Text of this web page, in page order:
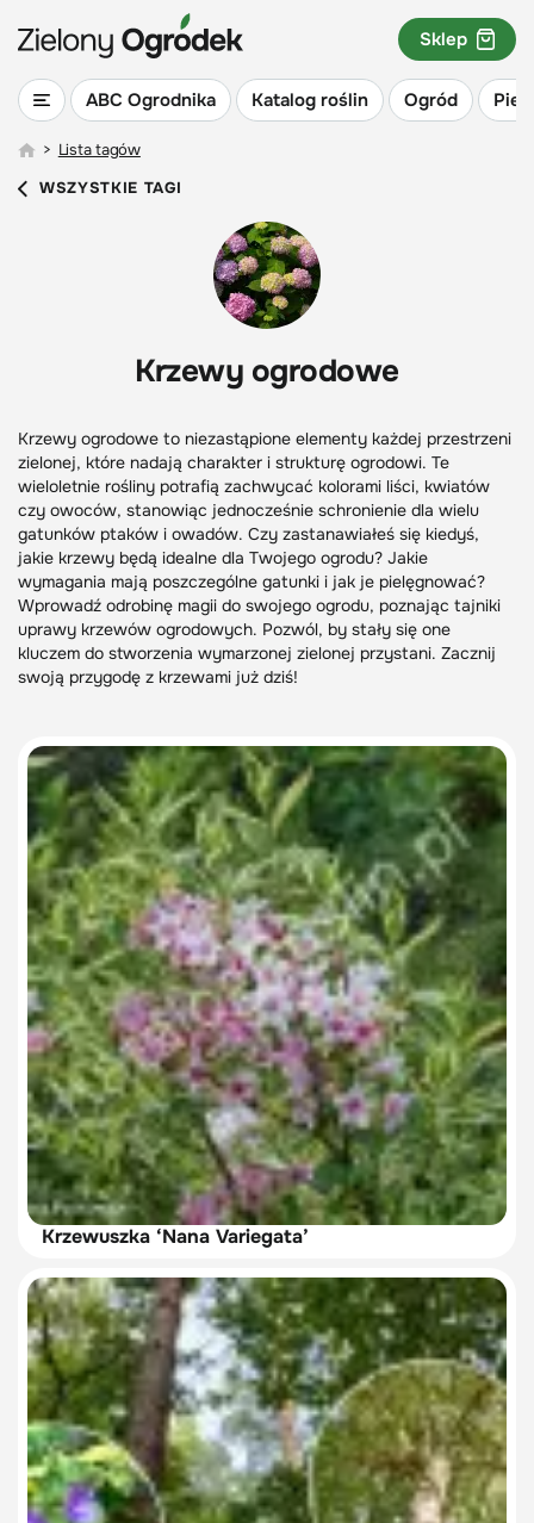
ABC Ogrodnika Katalog roślin Ogród
Sklep
> Lista tagów
WSZYSTKIE TAGI
Krzewy ogrodowe
Krzewy ogrodowe to niezastąpione elementy każdej przestrzeni
zielonej, które nadają charakter i strukturę ogrodowi. Te
wieloletnie rośliny potrafią zachwycać kolorami liści, kwiatów
czy owoców, stanowiąc jednocześnie schronienie dla wielu
gatunków ptaków i owadów. Czy zastanawiałeś się kiedyś,
jakie krzewy będą idealne dla Twojego ogrodu? Jakie
wymagania mają poszczególne gatunki i jak je pielęgnować?
Wprowadź odrobinę magii do swojego ogrodu, poznając tajniki
uprawy krzewów ogrodowych. Pozwól, by stały się one
kluczem do stworzenia wymarzonej zielonej przystani. Zacznij
swoją przygodę z krzewami już dziś!
Krzewuszka ‘Nana Variegata’